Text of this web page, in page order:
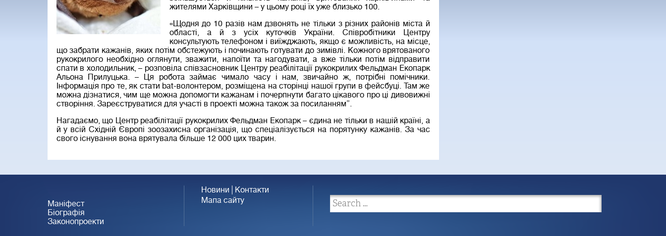
жителями Харківщини – у цьому році їх уже близько 100.
«Щодня до 10 разів нам дзвонять не тільки з різних районів міста й
області, а й з усіх куточків України. Співробітники Центру
консультують телефоном і виїжджають, якщо є можливість, на місце,
що забрати кажанів, яких потім обстежують і починають готувати до зимівлі. Кожного врятованого
рукокрилого необхідно оглянути, зважити, напоїти та нагодувати, а вже тільки потім відправити
спати в холодильник, – розповіла співзасновник Центру реабілітації рукокрилих Фельдман Екопарк
Альона Прилуцька. – Ця робота займає чимало часу і нам, звичайно ж, потрібні помічники.
Інформація про те, як стати bat-волонтером, розміщена на сторінці нашої групи в фейсбуці. Там же
можна дізнатися, чим ще можна допомогти кажанам і почерпнути багато цікавого про ці дивовижні
створіння. Зареєструватися для участі в проекті можна також за посиланням”.
Нагадаємо, що Центр реабілітації рукокрилих Фельдман Екопарк – єдина не тільки в нашій країні, а
й у всій Східній Європі зоозахисна організація, що спеціалізується на порятунку кажанів. За час
свого існування вона врятувала більше 12 000 цих тварин.
Маніфест
Біографія
Законопроекти
Новини
Контакти
Мапа сайту